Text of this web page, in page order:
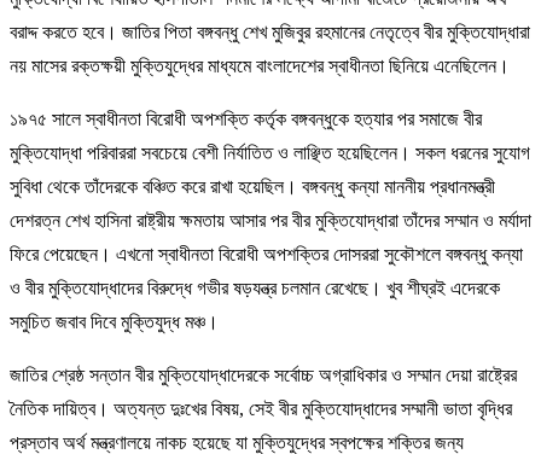
বরাদ্দ করতে হবে। জাতির পিতা বঙ্গবন্ধু শেখ মুজিবুর রহমানের নেতৃত্বে বীর মুক্তিযোদ্ধারা
নয় মাসের রক্তক্ষয়ী মুক্তিযুদ্ধের মাধ্যমে বাংলাদেশের স্বাধীনতা ছিনিয়ে এনেছিলেন।
১৯৭৫ সালে স্বাধীনতা বিরোধী অপশক্তি কর্তৃক বঙ্গবন্ধুকে হত্যার পর সমাজে বীর
মুক্তিযোদ্ধা পরিবাররা সবচেয়ে বেশী নির্যাতিত ও লাঞ্ছিত হয়েছিলেন। সকল ধরনের সুযোগ
সুবিধা থেকে তাঁদেরকে বঞ্চিত করে রাখা হয়েছিল। বঙ্গবন্ধু কন্যা মাননীয় প্রধানমন্ত্রী
দেশরত্ন শেখ হাসিনা রাষ্ট্রীয় ক্ষমতায় আসার পর বীর মুক্তিযোদ্ধারা তাঁদের সম্মান ও মর্যাদা
ফিরে পেয়েছেন। এখনো স্বাধীনতা বিরোধী অপশক্তির দোসররা সুকৌশলে বঙ্গবন্ধু কন্যা
ও বীর মুক্তিযোদ্ধাদের বিরুদ্ধে গভীর ষড়যন্ত্র চলমান রেখেছে। খুব শীঘ্রই এদেরকে
সমুচিত জবাব দিবে মুক্তিযুদ্ধ মঞ্চ।
জাতির শ্রেষ্ঠ সন্তান বীর মুক্তিযোদ্ধাদেরকে সর্বোচ্চ অগ্রাধিকার ও সম্মান দেয়া রাষ্ট্রের
নৈতিক দায়িত্ব। অত্যন্ত দুঃখের বিষয়, সেই বীর মুক্তিযোদ্ধাদের সম্মানী ভাতা বৃদ্ধির
প্রস্তাব অর্থ মন্ত্রণালয়ে নাকচ হয়েছে যা মুক্তিযুদ্ধের স্বপক্ষের শক্তির জন্য